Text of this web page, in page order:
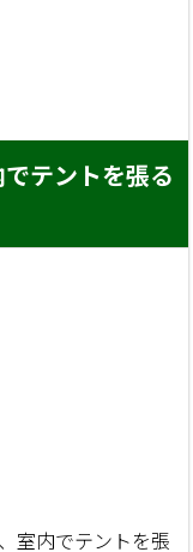
テントを張る
室内でテントを張